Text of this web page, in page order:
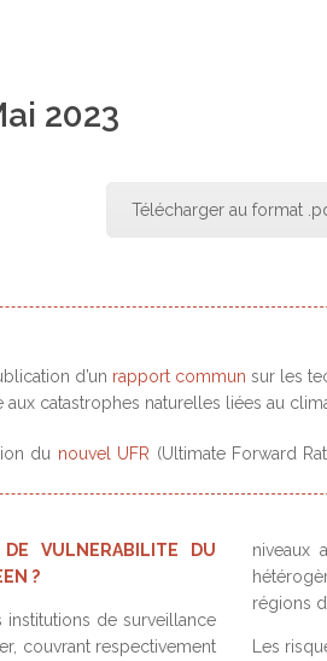
2023
Télécharger au format
d’un rapport commun sur les
aux catastrophes naturelles liées au
du nouvel UFR (Ultimate Forward
VULNERABILITE DU
?
de surveillance
couvrant respectivement
niveaux
régions
Les